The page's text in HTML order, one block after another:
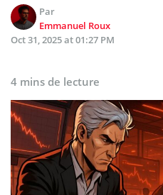
Par
Emmanuel Roux
Oct 31, 2025 at 01:27 PM
4 mins de lecture